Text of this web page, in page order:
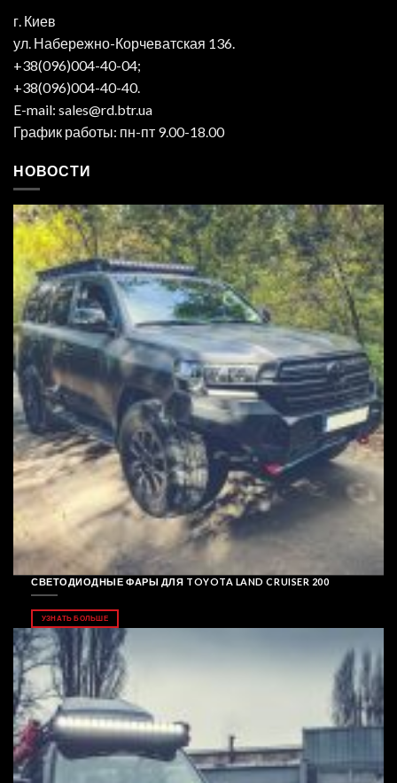
г. Киев
ул. Набережно-Корчеватская 136.
+38(096)004-40-04;
+38(096)004-40-40.
E-mail: sales@rd.btr.ua
График работы: пн-пт 9.00-18.00
НОВОСТИ
СВЕТОДИОДНЫЕ ФАРЫ ДЛЯ TOYOTA LAND CRUISER 200
УЗНАТЬ БОЛЬШЕ